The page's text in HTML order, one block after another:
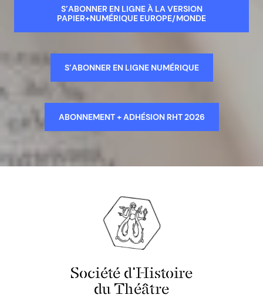
S’ABONNER EN LIGNE À LA VERSION
PAPIER+NUMÉRIQUE EUROPE/MONDE
S’ABONNER EN LIGNE NUMÉRIQUE
ABONNEMENT + ADHÉSION RHT 2026
Société d'Histoire
du Théâtre